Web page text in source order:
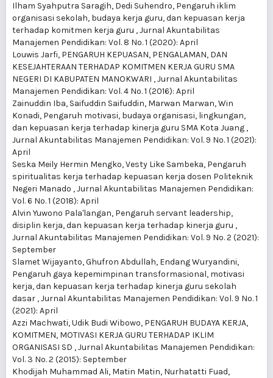
Ilham Syahputra Saragih, Dedi Suhendro, Pengaruh iklim
organisasi sekolah, budaya kerja guru, dan kepuasan kerja
terhadap komitmen kerja guru ,Jurnal Akuntabilitas
Manajemen Pendidikan: Vol. 8 No. 1 (2020): April
Louwis Jarfi, PENGARUH KEPUASAN, PENGALAMAN, DAN
KESEJAHTERAAN TERHADAP KOMITMEN KERJA GURU SMA
NEGERI DI KABUPATEN MANOKWARI ,Jurnal Akuntabilitas
Manajemen Pendidikan: Vol. 4 No. 1 (2016): April
Zainuddin Iba, Saifuddin Saifuddin, Marwan Marwan, Win
Konadi, Pengaruh motivasi, budaya organisasi, lingkungan,
dan kepuasan kerja terhadap kinerja guru SMA Kota Juang ,
Jurnal Akuntabilitas Manajemen Pendidikan: Vol. 9 No. 1 (2021):
April
Seska Meily Hermin Mengko, Vesty Like Sambeka, Pengaruh
spiritualitas kerja terhadap kepuasan kerja dosen Politeknik
Negeri Manado ,Jurnal Akuntabilitas Manajemen Pendidikan:
Vol. 6 No. 1 (2018): April
Alvin Yuwono Pala'langan, Pengaruh servant leadership,
disiplin kerja, dan kepuasan kerja terhadap kinerja guru ,
Jurnal Akuntabilitas Manajemen Pendidikan: Vol. 9 No. 2 (2021):
September
Slamet Wijayanto, Ghufron Abdullah, Endang Wuryandini,
Pengaruh gaya kepemimpinan transformasional, motivasi
kerja, dan kepuasan kerja terhadap kinerja guru sekolah
dasar ,Jurnal Akuntabilitas Manajemen Pendidikan: Vol. 9 No. 1
(2021): April
Azzi Machwati, Udik Budi Wibowo, PENGARUH BUDAYA KERJA,
KOMITMEN, MOTIVASI KERJA GURU TERHADAP IKLIM
ORGANISASI SD ,Jurnal Akuntabilitas Manajemen Pendidikan:
Vol. 3 No. 2 (2015): September
Khodijah Muhammad Ali, Matin Matin, Nurhatatti Fuad,